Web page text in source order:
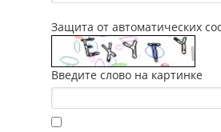
Защита от автоматических
Введите слово на картинке